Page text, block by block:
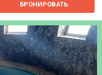
БРОНИРОВАТЬ